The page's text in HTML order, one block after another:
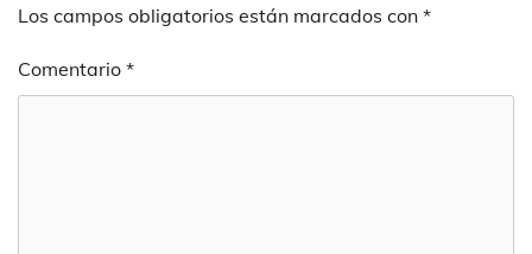
Los campos obligatorios están marcados con *
Comentario *